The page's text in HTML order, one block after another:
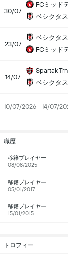
30/07
FCミッド
ベシクタス
23/07
ベシクタス
FCミッド
14/07
Spartak
ベシクタス
10/07/2026 - 14/07/
職歴
移籍プレイヤー
08/08/2025
移籍プレイヤー
05/01/2017
移籍プレイヤー
15/01/2015
トロフィー